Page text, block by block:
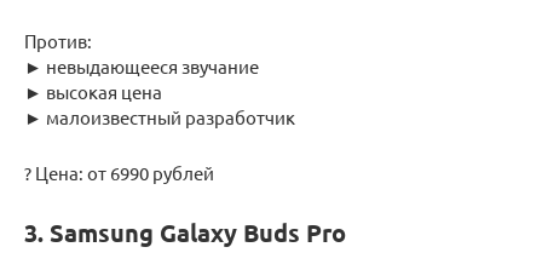
Против:
► невыдающееся звучание
► высокая цена
► малоизвестный разработчик
? Цена: от 6990 рублей
3. Samsung Galaxy Buds Pro